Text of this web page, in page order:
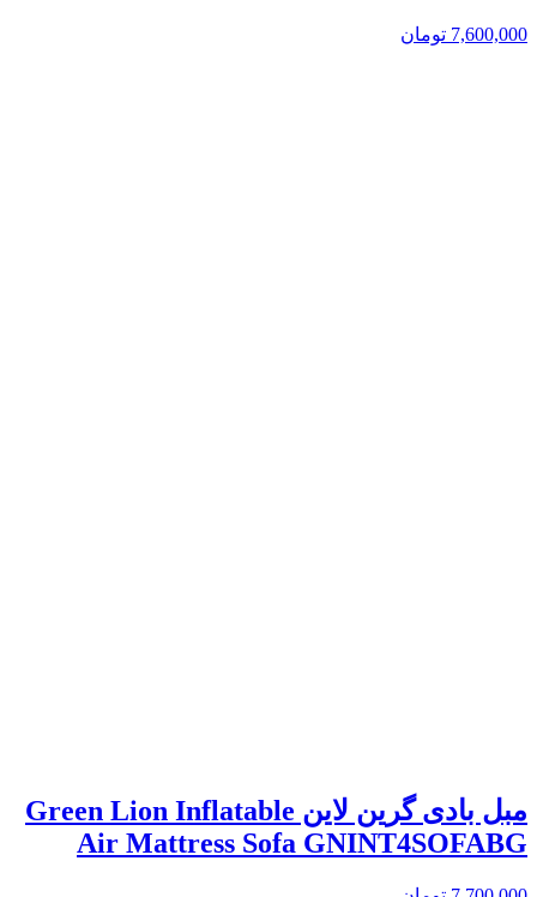
7,600,000 تومان
مبل بادی گرین لاین Green Lion Inflatable
Air Mattress Sofa GNINT4SOFABG